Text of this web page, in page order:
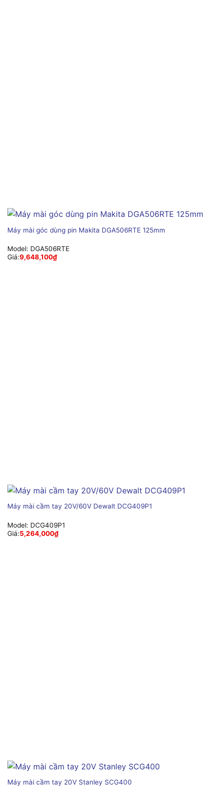
Máy mài góc dùng pin Makita DGA506RTE 125mm
Model: DGA506RTE
Giá:9,648,100₫
Máy mài cầm tay 20V/60V Dewalt DCG409P1
Model: DCG409P1
Giá:5,264,000₫
Máy mài cầm tay 20V Stanley SCG400